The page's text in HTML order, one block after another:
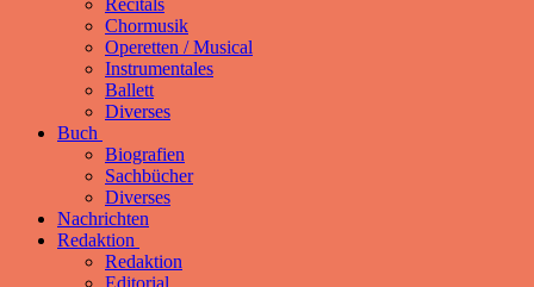
Chormusik
Operetten / Musical
Instrumentales
Ballett
Diverses
Buch
Biografien
Sachbücher
Diverses
Nachrichten
Redaktion
Redaktion
Editorial